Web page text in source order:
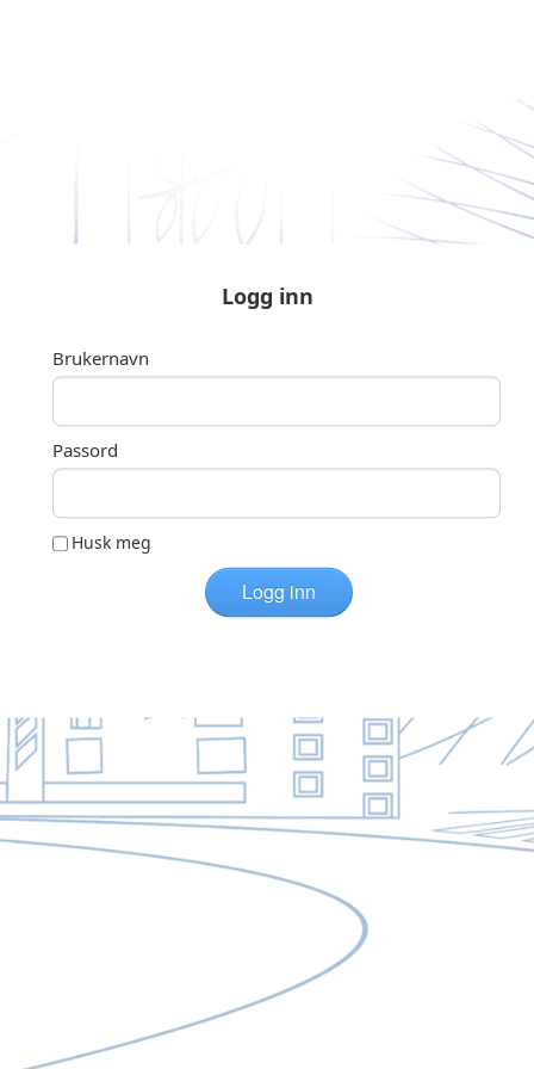
Logg inn
Brukernavn
Passord
Husk meg
Logg inn